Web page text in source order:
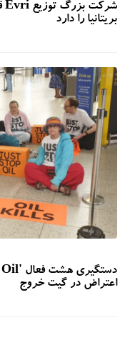
بریتانیا را دارد
اعتراض در گیت خروج